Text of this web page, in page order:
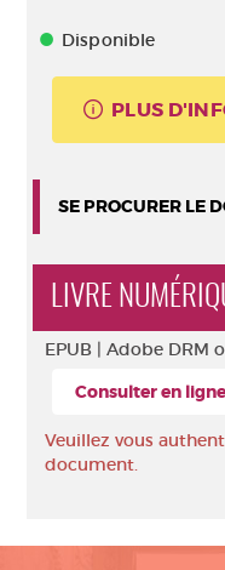
Disponible
PLUS
SE PROCURER LE
LIVRE
EPUB | Adobe DRM
Consulter en ligne
Veuillez vous
document.